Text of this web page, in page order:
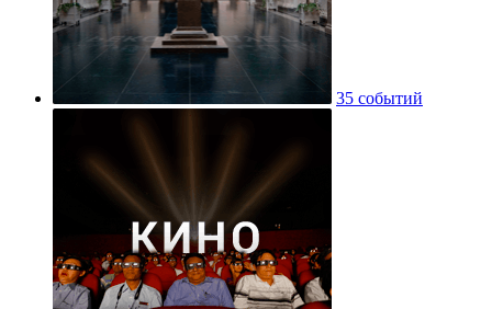
35 событий